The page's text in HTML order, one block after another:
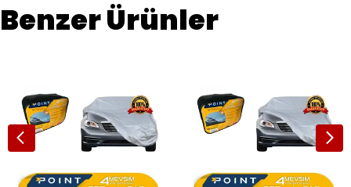
Benzer Ürünler